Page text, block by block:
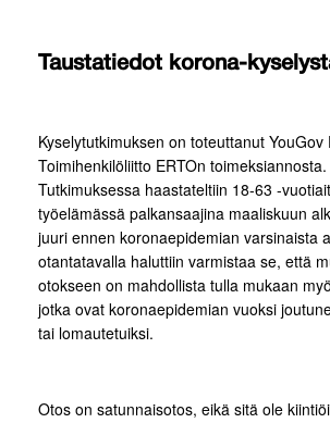
Taustatiedot korona-
Kyselytutkimuksen on toteuttanut YouGov
Toimihenkilöliitto ERTOn toimeksiannosta.
Tutkimuksessa haastateltiin 18-63 -
työelämässä palkansaajina maaliskuun
juuri ennen koronaepidemian varsinaista
otantatavalla haluttiin varmistaa se, että
otokseen on mahdollista tulla mukaan
jotka ovat koronaepidemian vuoksi
tai lomautetuiksi.
Otos on satunnaisotos, eikä sitä ole